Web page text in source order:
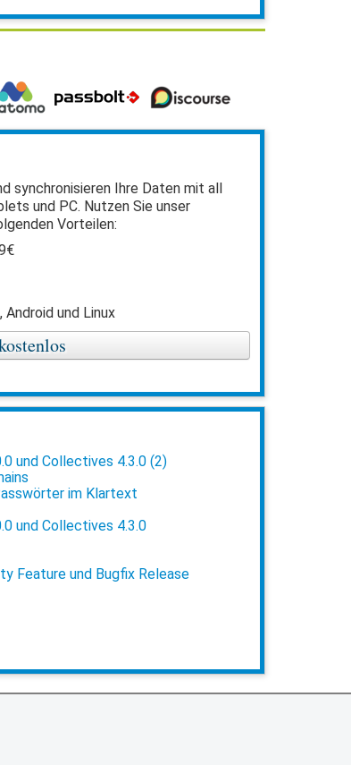
synchronisieren Ihre Daten mit all
und PC. Nutzen Sie unser
Vorteilen:
Android und Linux
und Collectives 4.3.0 (2)
im Klartext
und Collectives 4.3.0
Feature und Bugfix Release